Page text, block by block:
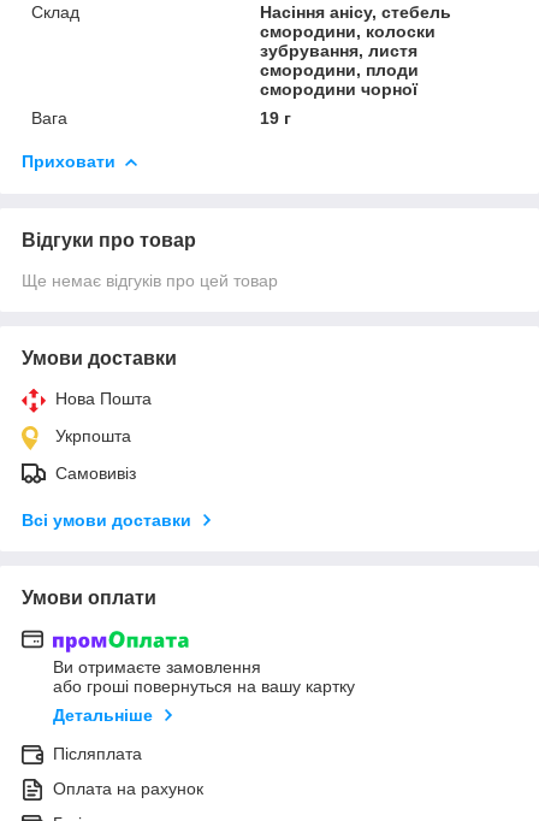
Склад
Насіння анісу, стебель
смородини, колоски
зубрування, листя
смородини, плоди
смородини чорної
Вага
19 г
Приховати
Відгуки про товар
Ще немає відгуків про цей товар
Умови доставки
Нова Пошта
Укрпошта
Самовивіз
Всі умови доставки
Умови оплати
Ви отримаєте замовлення
або гроші повернуться на вашу картку
Детальніше
Післяплата
Оплата на рахунок